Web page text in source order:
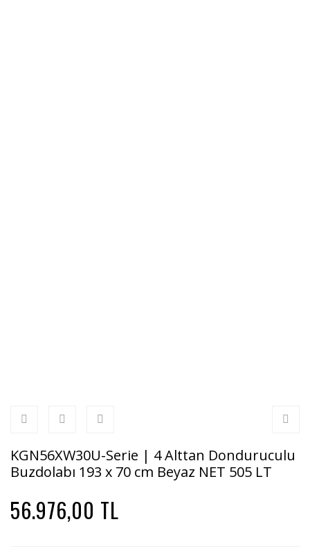
KGN56XW30U-Serie | 4 Alttan Donduruculu
Buzdolabı 193 x 70 cm Beyaz NET 505 LT
56.976,00 TL